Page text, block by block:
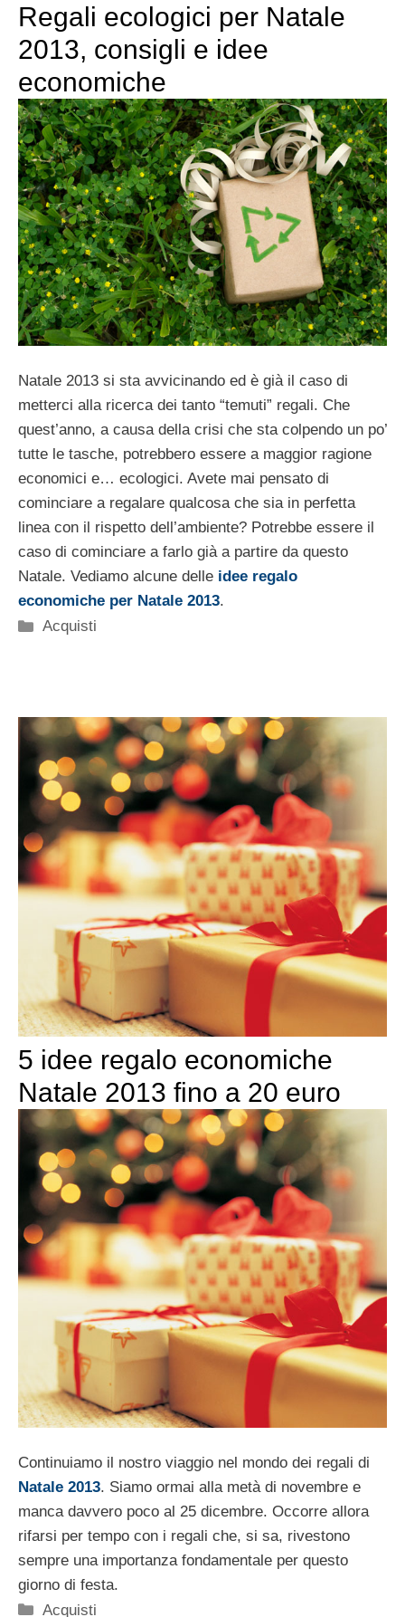
Regali ecologici per Natale
2013, consigli e idee
economiche
Natale 2013 si sta avvicinando ed è già il caso di
metterci alla ricerca dei tanto “temuti” regali. Che
quest’anno, a causa della crisi che sta colpendo un po’
tutte le tasche, potrebbero essere a maggior ragione
economici e… ecologici. Avete mai pensato di
cominciare a regalare qualcosa che sia in perfetta
linea con il rispetto dell’ambiente? Potrebbe essere il
caso di cominciare a farlo già a partire da questo
Natale. Vediamo alcune delle idee regalo
economiche per Natale 2013.
Categorie
Acquisti
5 idee regalo economiche
Natale 2013 fino a 20 euro
Continuiamo il nostro viaggio nel mondo dei regali di
Natale 2013. Siamo ormai alla metà di novembre e
manca davvero poco al 25 dicembre. Occorre allora
rifarsi per tempo con i regali che, si sa, rivestono
sempre una importanza fondamentale per questo
giorno di festa.
Categorie
Acquisti